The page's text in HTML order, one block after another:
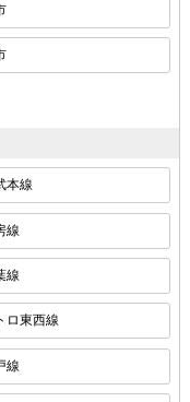
本線
線
線
ロ東西線
線